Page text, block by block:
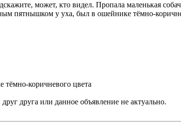
может, кто видел. Пропала маленькая
пятнышком у уха, был в ошейнике тёмно-
коричневого цвета